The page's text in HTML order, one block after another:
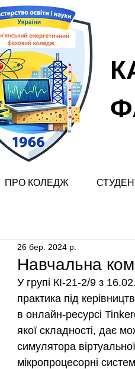
ПРО КОЛЕДЖ
Навчальна
26 бер. 2024 р.
У групі КІ-21-2/9 з
практика під
в онлайн-ресурсі
якої складності, дає
симулятора
мікропроцесорні